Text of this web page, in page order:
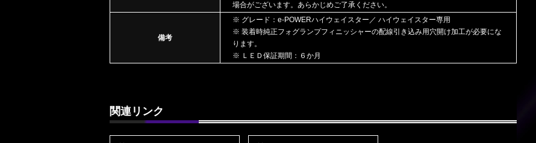
場合がございます。あらかじめご了承ください。
備考
※ グレード：e-POWERハイウェイスター／ ハイウェイスター専用
※ 装着時純正フォグランプフィニッシャーの配線引き込み用穴開け加工が必要にな
ります。
※ ＬＥＤ保証期間：６か月
関連リンク